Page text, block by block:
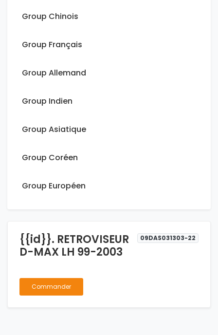
Group Chinois
Group Français
Group Allemand
Group Indien
Group Asiatique
Group Coréen
Group Européen
{{id}}. RETROVISEUR
D-MAX LH 99-2003
09DAS031303-22
Commander